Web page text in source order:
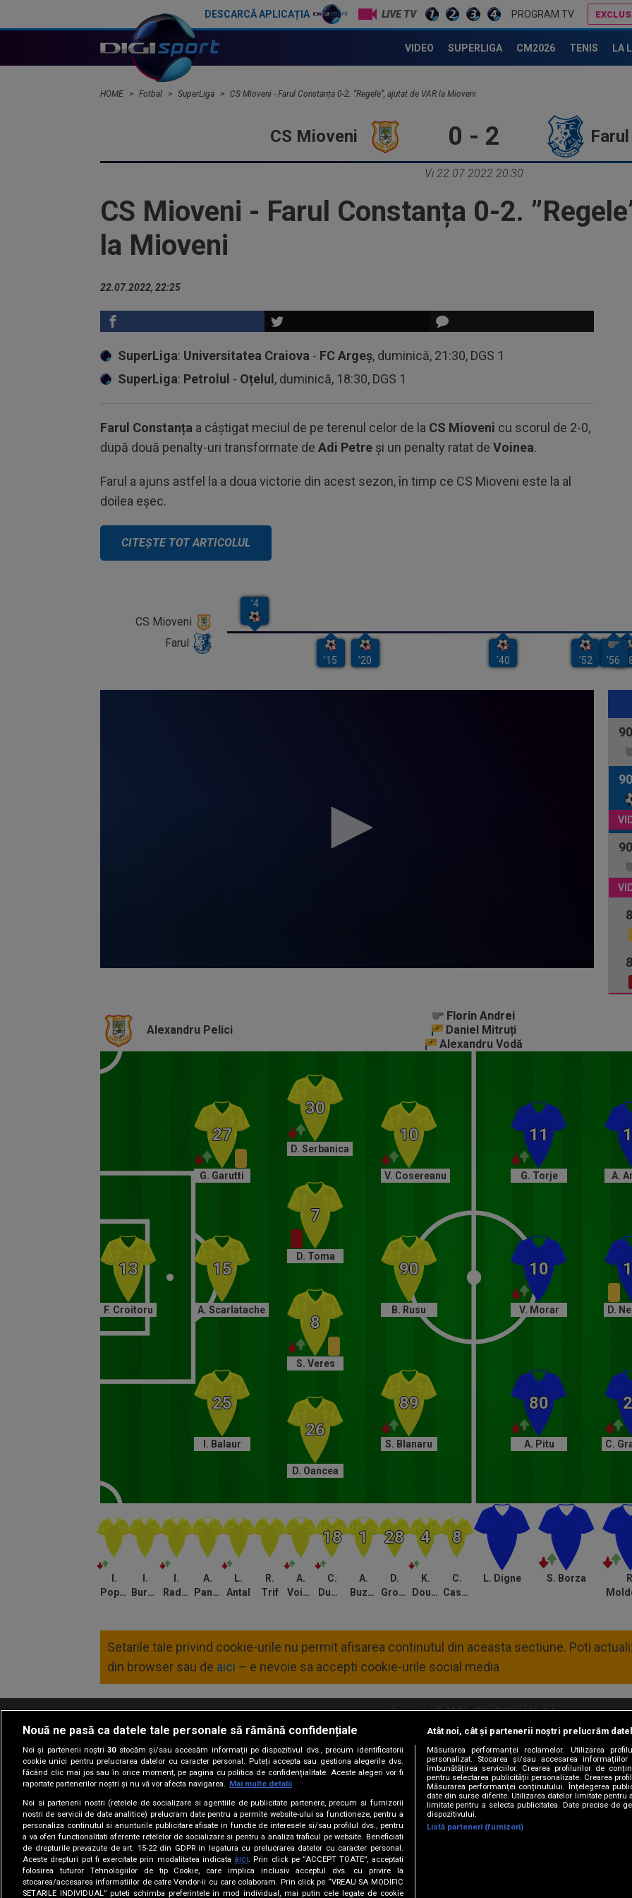
DESCARCĂ APLICAȚIA LIVE TV PROGRAM TV
VIDEO SUPERLIGA CM2026 TENIS LA
HOME Fotbal SuperLiga CS Mioveni - Farul Constanța 0-2. ”Regele”, ajutat de VAR la Mioveni
CS Mioveni 0 - 2 Farul
Vi 22.07.2022 20:30
CS Mioveni - Farul Constanța 0-2.
la Mioveni
22.07.2022, 22:25
SuperLiga: Universitatea Craiova - FC Argeș, duminică, 21:30, DGS 1
SuperLiga: Petrolul - Oțelul , duminică, 18:30, DGS 1
Farul Constanța a câștigat meciul de pe terenul celor de la CS Mioveni cu scorul de 2-0,
după două penalty-uri transformate de Adi Petre și un penalty ratat de Voinea.
Farul a ajuns astfel la a doua victorie din acest sezon, în timp ce CS Mioveni este la al
doilea eșec.
CS Mioveni
Farul
Florin Andrei
Florin Andrei
Daniel Mitruți
Alexandru Vodă
F. Croitoru
I. Balaur
A. Scarlatache
G. Garutti
D. Oancea
S. Veres
D. Toma
D. Serbanica
S. Blanaru
B. Rusu
V. Cosereanu
I.
Popescu
I.
Burnea
I.
Radescu
A.
Panait
L.
Antal
R.
Trif
A.
Voinea
C.
Dumitru
A.
Buzbuchi
D.
Grosu
K.
Doukoure
C.
Casap
Alexandru Pelici
A.
D.
C.
G. Torje
V. Morar
A. Pitu
S. Borza
L. Digne
Setarile tale privind cookie-urile nu permit afisarea continutul din aceasta sectiune. Poti
din browser sau de aici – e nevoie sa accepti cookie-urile social media
Copyright © 2026 / DIGI ROMANIA S.A.
Termeni si conditii Politica de confidentialitate Abonare Digi TV Frecvente Digi Sport Retransmisie Digi Sport
Versiune mobil
Nouă ne pasă ca datele tale personale să rămână confidențiale
Noi și partenerii noștri30stocăm și/sau accesăm informații pe dispozitivul dvs., precum identificatorii
cookie unici pentru prelucrarea datelor cu caracter personal. Puteți accepta sau gestiona alegerile dvs.
făcând clic mai jos sau în orice moment, pe pagina cu politica de confidențialitate. Aceste alegeri vor fi
raportate partenerilor noștri și nu vă vor afecta navigarea. Mai multe detalii
Noi si partenerii nostri (retelele de socializare si agentiile de publicitate partenere, precum si furnizorii
nostri de servicii de date analitice) prelucram date pentru a permite website-ului sa functioneze, pentru a
personaliza continutul si anunturile publicitare afisate in functie de interesele si/sau profilul dvs., pentru
a va oferi functionalitati aferente retelelor de socializare si pentru a analiza traficul pe website. Beneficiati
de drepturile prevazute de art. 15-22 din GDPR in legatura cu prelucrarea datelor cu caracter personal.
Aceste drepturi pot fi exercitate prin modalitatea indicata aici. Prin click pe “ACCEPT TOATE”, acceptati
folosirea tuturor Tehnologiilor de tip Cookie, care implica inclusiv acceptul dvs. cu privire la
stocarea/accesarea informatiilor de catre Vendor-ii cu care colaboram. Prin click pe “VREAU SA MODIFIC
SETARILE INDIVIDUAL” puteti schimba preferintele in mod individual, mai putin cele legate de cookie
Atât noi, cât și partenerii noștri prelucrăm
Măsurarea performanței reclamelor. Utilizarea
personalizat. Stocarea și/sau accesarea
îmbunătățirea serviciilor. Crearea profilurilor de
pentru selectarea publicității personalizate. Crearea
Măsurarea performanței conținutului. Înțelegerea
date din surse diferite. Utilizarea datelor limitate pentru
limitate pentru a selecta publicitatea. Date precise de
dispozitivului.
Listă parteneri (furnizori)